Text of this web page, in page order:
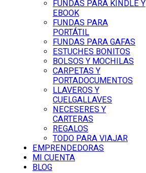
FUNDAS PARA KINDLE Y
EBOOK
FUNDAS PARA
PORTÁTIL
FUNDAS PARA GAFAS
ESTUCHES BONITOS
BOLSOS Y MOCHILAS
CARPETAS Y
PORTADOCUMENTOS
LLAVEROS Y
CUELGALLAVES
NECESERES Y
CARTERAS
REGALOS
TODO PARA VIAJAR
EMPRENDEDORAS
MI CUENTA
BLOG